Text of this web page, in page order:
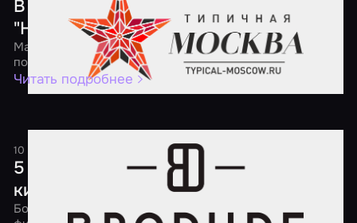
В России пройдет ежегодная акция
"Ночь квестов"
Масштабная федеральная акция будет посвящена
популярным квестам, перформансам и экшн-играм
Читать подробнее
10 апреля 2017
5 советов о том, как порадовать
киномана
Большой выбор квестов по самым разным популярным